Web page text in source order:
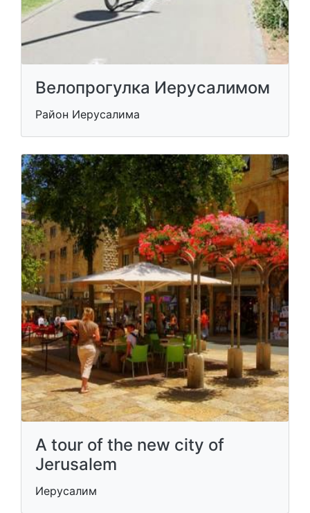
Велопрогулка Иерусалимом
Район Иерусалима
A tour of the new city of
Jerusalem
Иерусалим